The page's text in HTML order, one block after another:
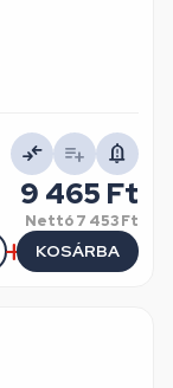
9 465 Ft
Nettó7 453 Ft
KOSÁRBA